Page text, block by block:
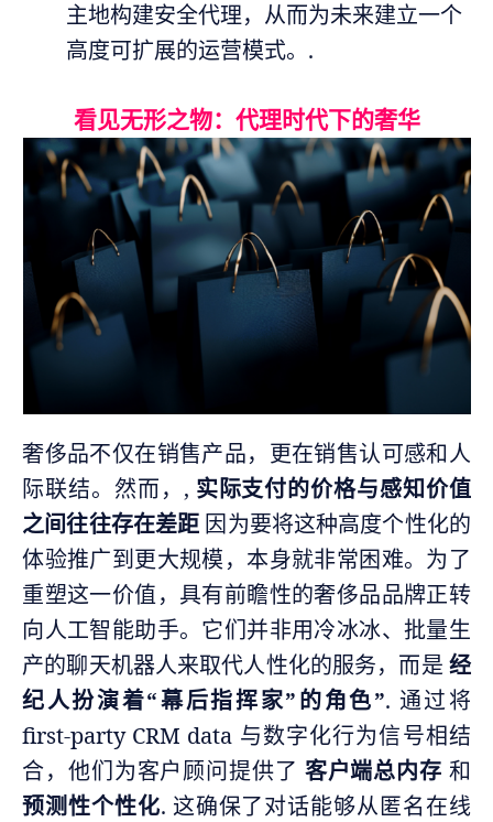
主地构建安全代理，从而为未来建立一个
高度可扩展的运营模式。.
看见无形之物：代理时代下的奢华
奢侈品不仅在销售产品，更在销售认可感和人
际联结。然而，, 实际支付的价格与感知价值
之间往往存在差距 因为要将这种高度个性化的
体验推广到更大规模，本身就非常困难。为了
重塑这一价值，具有前瞻性的奢侈品品牌正转
向人工智能助手。它们并非用冷冰冰、批量生
产的聊天机器人来取代人性化的服务，而是 经
纪人扮演着“幕后指挥家”的角色”. 通过将
first-party CRM data 与数字化行为信号相结
合，他们为客户顾问提供了 客户端总内存 和
预测性个性化. 这确保了对话能够从匿名在线